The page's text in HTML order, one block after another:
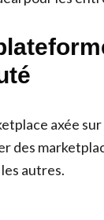
axée
des
autres.